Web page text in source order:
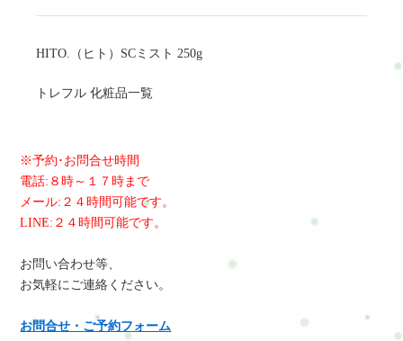
HITO.（ヒト）SCミスト 250g
トレフル 化粧品一覧
※予約･お問合せ時間
電話:８時～１７時まで
メール:２４時間可能です。
LINE:２４時間可能です。
お問い合わせ等、
お気軽にご連絡ください。
お問合せ・ご予約フォーム